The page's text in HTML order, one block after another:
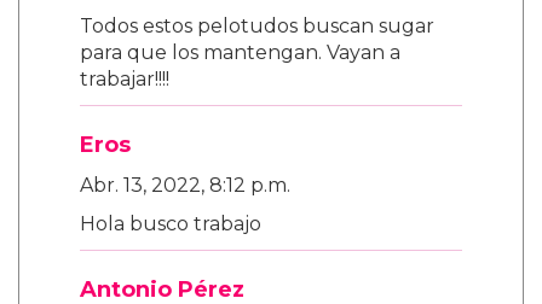
Todos estos pelotudos buscan sugar
para que los mantengan. Vayan a
trabajar!!!!
Eros
Abr. 13, 2022, 8:12 p.m.
Hola busco trabajo
Antonio Pérez